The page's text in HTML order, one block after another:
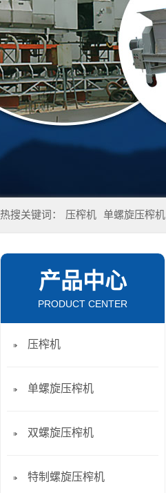
热搜关键词： 压榨机 单螺旋压榨机
产品中心
PRODUCT CENTER
压榨机
单螺旋压榨机
双螺旋压榨机
特制螺旋压榨机